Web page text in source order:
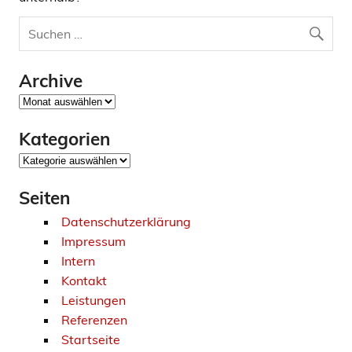
Archive
Archive
Kategorien
Kategorien
Seiten
Datenschutzerklärung
Impressum
Intern
Kontakt
Leistungen
Referenzen
Startseite